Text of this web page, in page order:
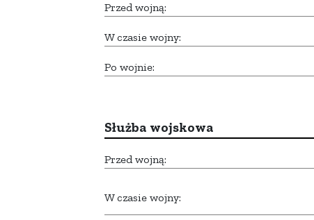
Przed wojną:
W czasie wojny:
Po wojnie:
Służba wojskowa
Przed wojną:
W czasie wojny: